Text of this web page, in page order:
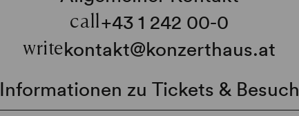
call+43 1 242 00-0
writekontakt@konzerthaus.at
Informationen zu Tickets & Besuch